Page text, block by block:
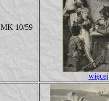
MK 10/59
więcej